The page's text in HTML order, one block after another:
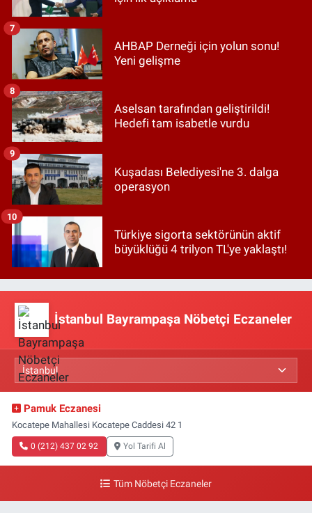
AHBAP Derneği için yolun sonu!
Yeni gelişme
7
Aselsan tarafından geliştirildi!
Hedefi tam isabetle vurdu
8
Kuşadası Belediyesi'ne 3. dalga
operasyon
9
Türkiye sigorta sektörünün aktif
büyüklüğü 4 trilyon TL'ye yaklaştı!
10
İstanbul Bayrampaşa Nöbetçi Eczaneler
Pamuk Eczanesi
Kocatepe Mahallesi Kocatepe Caddesi 42 1
0 (212) 437 02 92 Yol Tarifi Al
Tüm Nöbetçi Eczaneler